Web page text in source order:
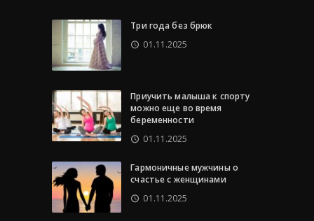
Три года без брюк
01.11.2025
Приучить малыша к спорту
можно еще во время
беременности
01.11.2025
Гармоничные мужчины о
счастье с женщинами
01.11.2025